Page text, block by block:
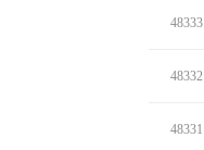
48333
48332
48331